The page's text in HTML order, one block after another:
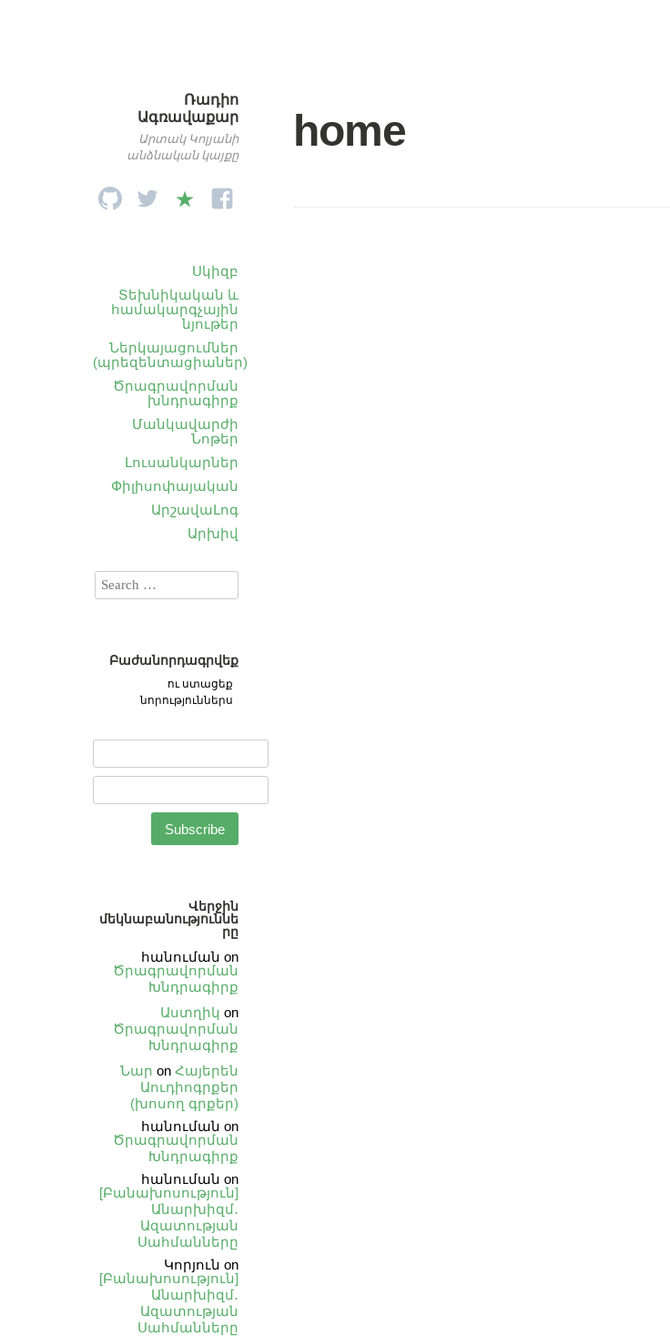
Ռադիո
Ագռավաքար
Արտակ Կոլյանի
անձնական կայքը
Սկիզբ
Տեխնիկական և
համակարգչային
նյութեր
Ներկայացումներ
(պրեզենտացիաներ)
Ծրագրավորման
խնդրագիրք
Մանկավարժի
Նոթեր
Լուսանկարներ
Փիլիսոփայական
ԱրշավաԼոգ
Արխիվ
home
Բաժանորդագրվեք
ու ստացեք
նորություններս
Վերջին
մեկնաբանություննե
րը
հանուման on
Ծրագրավորման
Խնդրագիրք
Աստղիկ on
Ծրագրավորման
Խնդրագիրք
Նար on Հայերեն
Աուդիոգրքեր
(խոսող գրքեր)
հանուման on
Ծրագրավորման
Խնդրագիրք
հանուման on
[Բանախոսություն]
Անարխիզմ․
Ազատության
Սահմանները
Կորյուն on
[Բանախոսություն]
Անարխիզմ․
Ազատության
Սահմանները